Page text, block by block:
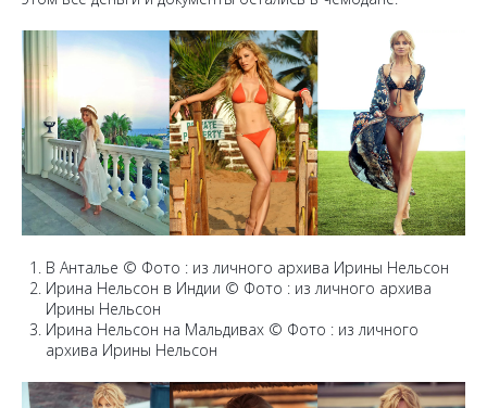
В Анталье © Фото : из личного архива Ирины Нельсон
Ирина Нельсон в Индии © Фото : из личного архива
Ирины Нельсон
Ирина Нельсон на Мальдивах © Фото : из личного
архива Ирины Нельсон